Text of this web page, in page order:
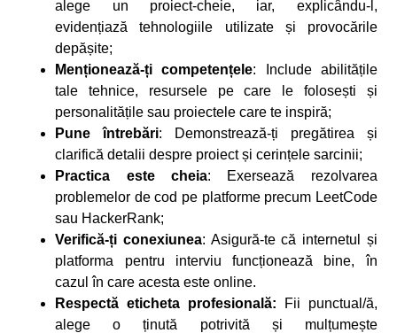
alege un proiect-cheie, iar, explicându-l,
evidențiază tehnologiile utilizate și provocările
depășite;
Menționează-ți competențele: Include abilitățile
tale tehnice, resursele pe care le folosești și
personalitățile sau proiectele care te inspiră;
Pune întrebări: Demonstrează-ți pregătirea și
clarifică detalii despre proiect și cerințele sarcinii;
Practica este cheia: Exersează rezolvarea
problemelor de cod pe platforme precum LeetCode
sau HackerRank;
Verifică-ți conexiunea: Asigură-te că internetul și
platforma pentru interviu funcționează bine, în
cazul în care acesta este online.
Respectă eticheta profesională:
Fii punctual/ă,
alege o ținută potrivită și mulțumește